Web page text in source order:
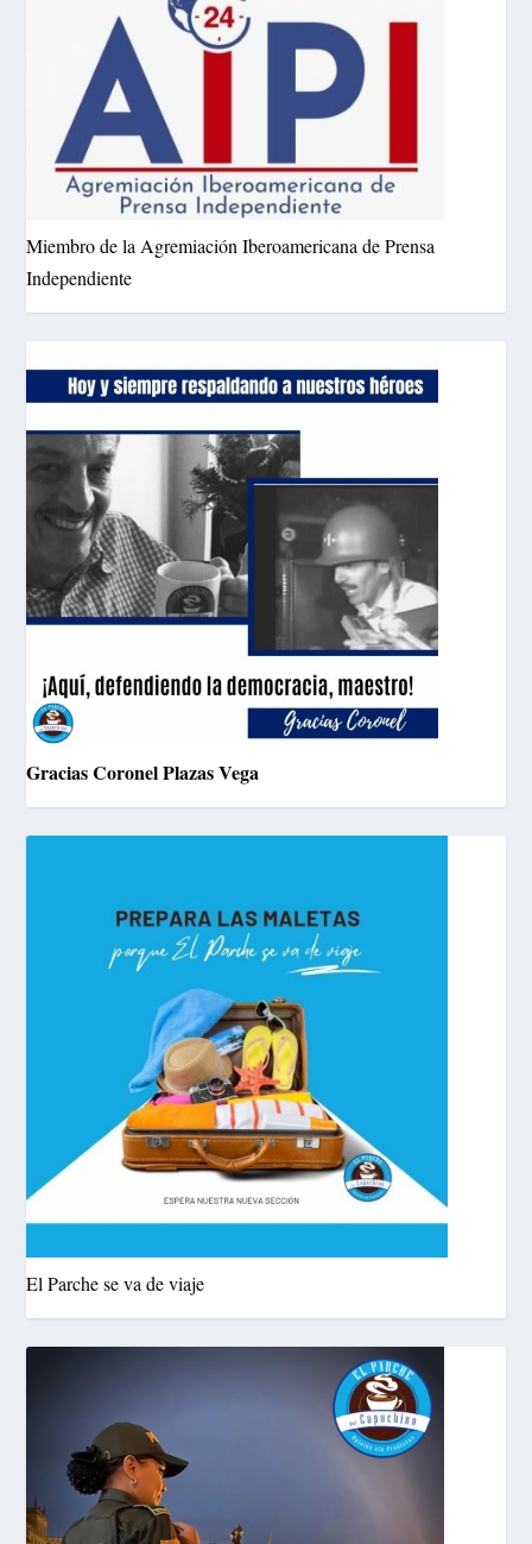
Miembro de la Agremiación Iberoamericana de Prensa
Independiente
Gracias Coronel Plazas Vega
El Parche se va de viaje